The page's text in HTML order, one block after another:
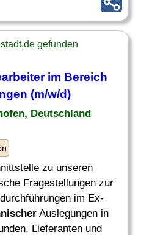
gefunden
im Bereich
(m/w/d)
Deutschland
zu unseren
Fragestellungen zur
im Ex-
Auslegungen in
Lieferanten und